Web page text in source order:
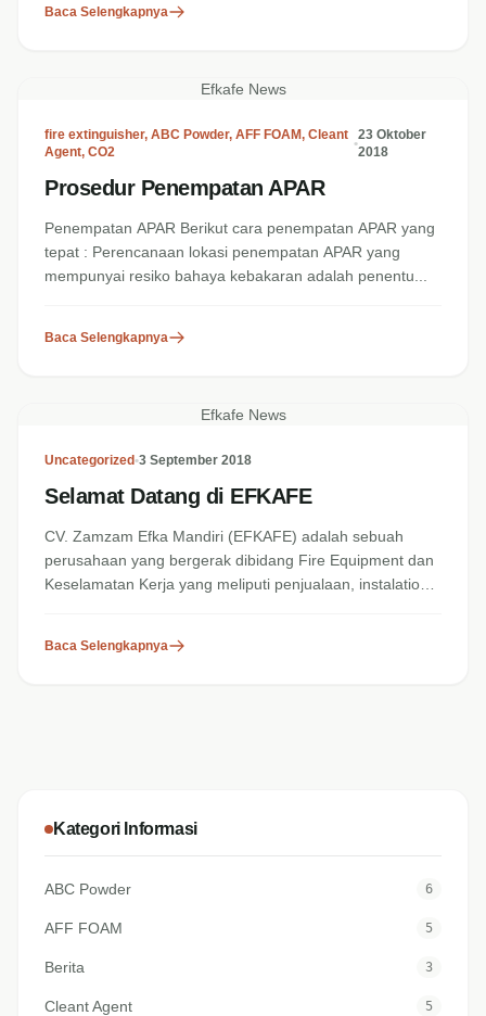
Baca Selengkapnya
Efkafe News
fire extinguisher, ABC Powder, AFF FOAM, Cleant
Agent, CO2
•
23 Oktober
2018
Prosedur Penempatan APAR
Penempatan APAR Berikut cara penempatan APAR yang
tepat : Perencanaan lokasi penempatan APAR yang
mempunyai resiko bahaya kebakaran adalah penentu...
Baca Selengkapnya
Efkafe News
Uncategorized•3 September 2018
Selamat Datang di EFKAFE
CV. Zamzam Efka Mandiri (EFKAFE) adalah sebuah
perusahaan yang bergerak dibidang Fire Equipment dan
Keselamatan Kerja yang meliputi penjualaan, instalation,
Baca Selengkapnya
Kategori Informasi
ABC Powder 6
AFF FOAM 5
Berita 3
Cleant Agent 5